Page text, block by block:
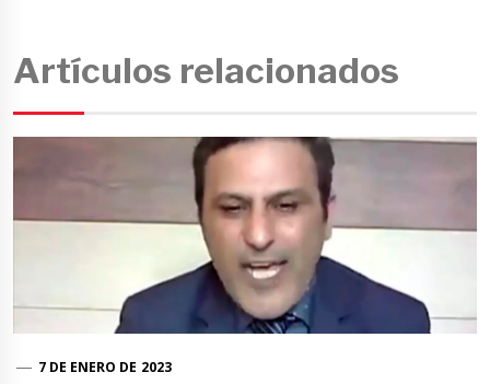
Artículos relacionados
7 DE ENERO DE 2023